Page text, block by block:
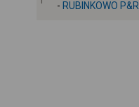
- RUBINKOWO P&R